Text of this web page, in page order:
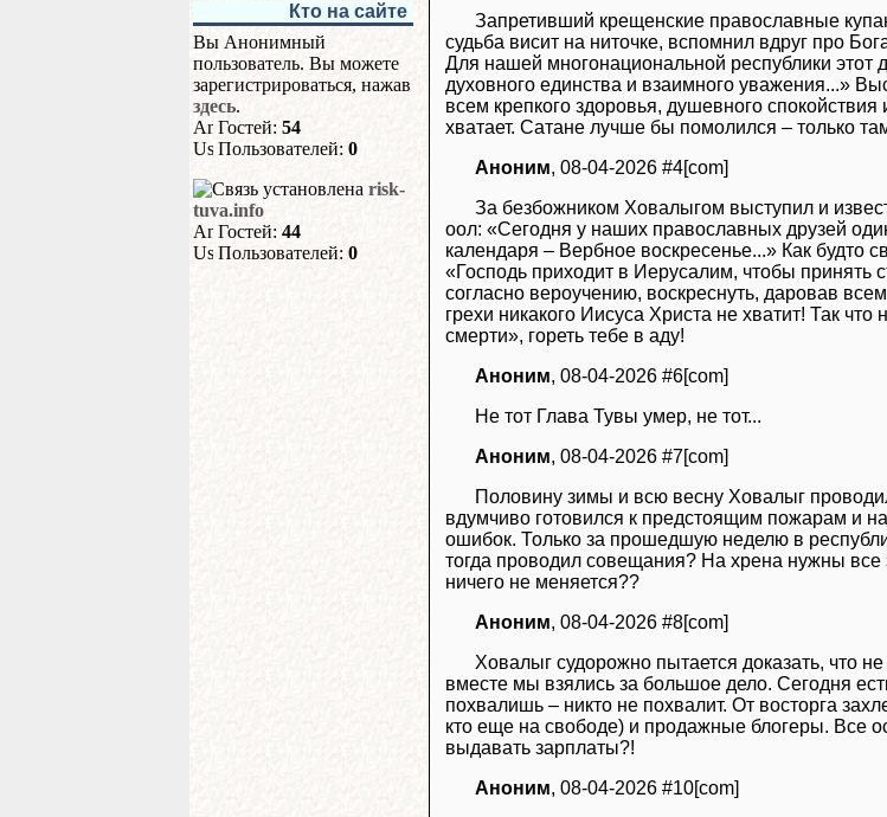
Кто на сайте
Вы Анонимный
пользователь. Вы можете
зарегистрироваться, нажав
здесь.
Гостей: 54
Пользователей: 0
risk-
tuva.info
Гостей: 44
Пользователей: 0
Запретивший крещенские православные
судьба висит на ниточке, вспомнил вдруг про
Для нашей многонациональной республики
духовного единства и взаимного уважения...»
всем крепкого здоровья, душевного
хватает. Сатане лучше бы помолился – только
Аноним, 08-04-2026 #4[com]
За безбожником Ховалыгом выступил и
оол: «Сегодня у наших православных друзей
календаря – Вербное воскресенье...» Как будто
«Господь приходит в Иерусалим, чтобы принять
согласно вероучению, воскреснуть, даровав
грехи никакого Иисуса Христа не хватит! Так
смерти», гореть тебе в аду!
Аноним, 08-04-2026 #6[com]
Не тот Глава Тувы умер, не тот...
Аноним, 08-04-2026 #7[com]
Половину зимы и всю весну Ховалыг
вдумчиво готовился к предстоящим пожарам и
ошибок. Только за прошедшую неделю в
тогда проводил совещания? На хрена нужны все
ничего не меняется??
Аноним, 08-04-2026 #8[com]
Ховалыг судорожно пытается доказать, что
вместе мы взялись за большое дело. Сегодня
похвалишь – никто не похвалит. От восторга
кто еще на свободе) и продажные блогеры. Все
выдавать зарплаты?!
Аноним, 08-04-2026 #10[com]